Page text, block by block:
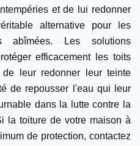
et de lui redonner
alternative pour les
abîmées. Les solutions
efficacement les toits
de leur redonner leur teinte
de repousser l'eau qui leur
dans la lutte contre la
la toiture de votre maison à
de protection, contactez